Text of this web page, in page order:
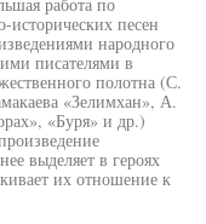
исторических песен
народного
писателями в
полотна (С.
«Зелимхан», А.
«Буря» и др.)
выделяет в героях
их отношение к